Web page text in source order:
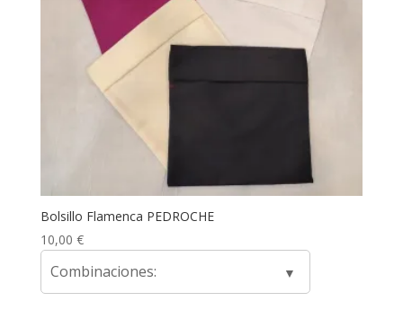
Bolsillo Flamenca PEDROCHE
10,00 €
Combinaciones: